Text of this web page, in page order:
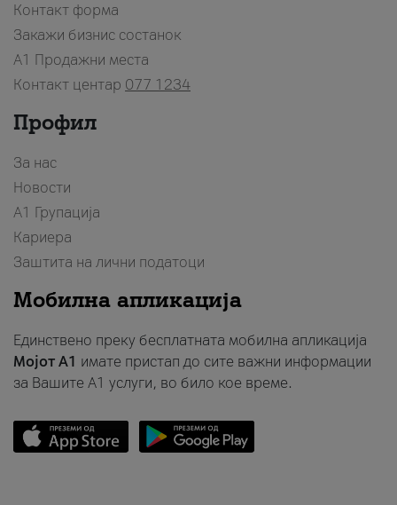
Контакт форма
Закажи бизнис состанок
A1 Продажни места
Контакт центар 077 1234
Профил
За нас
Новости
А1 Групација
Кариера
Заштита на лични податоци
Мобилна апликација
Единствено преку бесплатната мобилна апликација
Мојот A1 имате пристап до сите важни информации
за Вашите A1 услуги, во било кое време.